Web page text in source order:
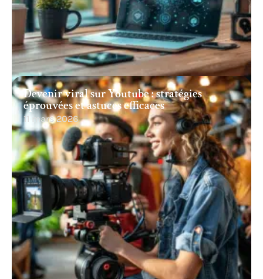
Devenir viral sur Youtube : stratégies
éprouvées et astuces efficaces
11 mars 2026
Recherche